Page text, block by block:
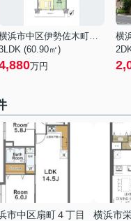
横浜市中区伊勢佐木町６丁目
(60.90㎡)
万円
横
市中区扇町４丁目
横浜市